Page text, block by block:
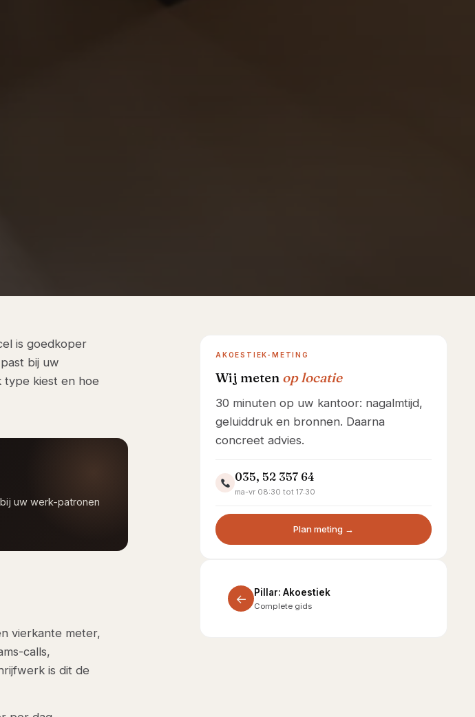
is goedkoper
bij uw
type kiest en hoe
AKOESTIEK-METING
Wij meten op locatie
30 minuten op uw kantoor: nagalmtijd,
geluiddruk en bronnen. Daarna
concreet advies.
035, 52 357 64
ma-vr 08:30 tot 17:30
Plan meting →
← Pillar: Akoestiek
Complete gids
uw werk-patronen
vierkante meter,
calls,
is dit de